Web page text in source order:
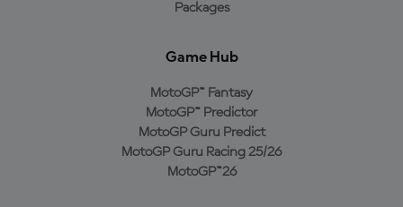
Packages
Game Hub
MotoGP™ Fantasy
MotoGP™ Predictor
MotoGP Guru Predict
MotoGP Guru Racing 25/26
MotoGP™26